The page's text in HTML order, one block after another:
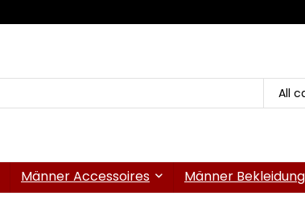
All
Männer Accessoires Männer Bekleidung